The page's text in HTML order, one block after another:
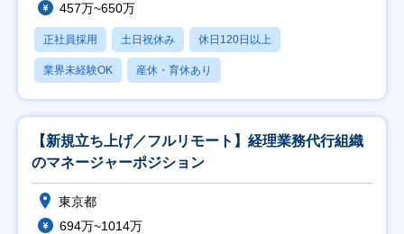
457万~650万
正社員採用 土日祝休み 休日120日以上
業界未経験OK 産休・育休あり
【新規立ち上げ／フルリモート】経理業務代行組織
のマネージャーポジション
東京都
694万~1014万